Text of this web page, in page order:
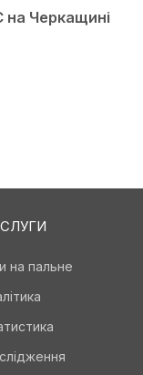
на Черкащині
на пальне